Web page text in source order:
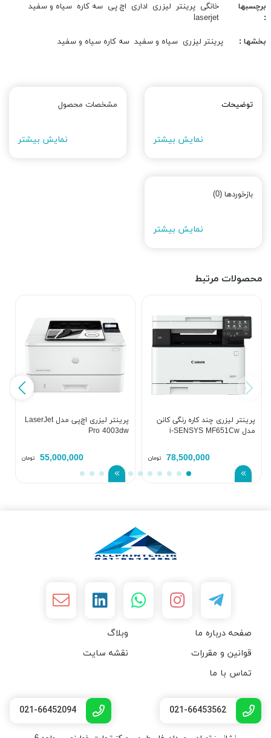
برچسبها
:
خانگی پرینتر لیزری اداری اچ پی سه کاره سیاه و سفید
laserjet
بخشها : پرینتر لیزری سیاه و سفید سه کاره سیاه و سفید
توضیحات
نمایش بیشتر
مشخصات محصول
نمایش بیشتر
بازخوردها (0)
نمایش بیشتر
محصولات مرتبط
پرینتر لیزری چند کاره رنگی کانن
مدل i-SENSYS MF651Cw
78,500,000 تومان
پرینتر لیزری اچ‌پی مدل LaserJet
Pro 4003dw
55,000,000 تومان
صفحه درباره ما
وبلاگ
قوانین و مقررات
نقشه سایت
تماس با ما
021-66453562
021-66452094